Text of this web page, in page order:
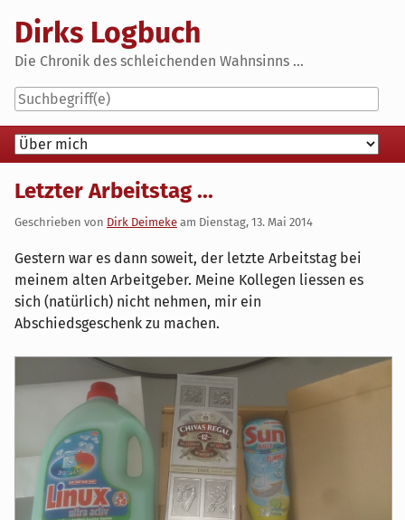
content
Dirks Logbuch
Die Chronik des schleichenden Wahnsinns ...
Navigation
Letzter Arbeitstag ...
Geschrieben von Dirk Deimeke am Dienstag, 13. Mai 2014
Gestern war es dann soweit, der letzte Arbeitstag bei
meinem alten Arbeitgeber. Meine Kollegen liessen es
sich (natürlich) nicht nehmen, mir ein
Abschiedsgeschenk zu machen.